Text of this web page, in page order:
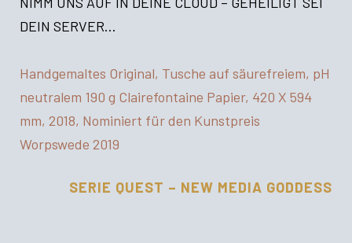
DEIN SERVER…
Handgemaltes Original, Tusche auf säurefreiem, pH
neutralem 190 g Clairefontaine Papier, 420 X 594
mm, 2018, Nominiert für den Kunstpreis
Worpswede 2019
SERIE QUEST – NEW MEDIA GODDESS